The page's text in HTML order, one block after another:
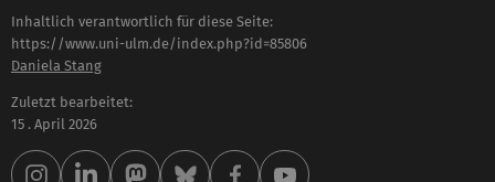
Inhaltlich verantwortlich für diese Seite:
https://www.uni-ulm.de/index.php?id=85806
Daniela Stang
Zuletzt bearbeitet:
15 . April 2026